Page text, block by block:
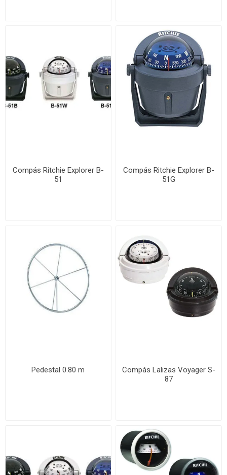
Compás Ritchie Explorer B-
51
Compás Ritchie Explorer B-
51G
Pedestal 0.80 m
Compás Lalizas Voyager S-
87